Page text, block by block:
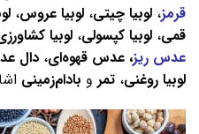
قرمز، لوبیا چیتی، لوبیا عروس،
قمی، لوبیا کپسولی، لوبیا
عدس ریز، عدس قهوه‌ای، دال
لوبیا روغنی، تمر و بادام‌زمینی